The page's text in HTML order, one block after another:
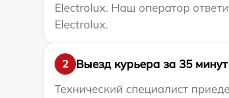
Electrolux. Наш оператор
Electrolux.
2
Выезд курьера за 35 минут
Технический специалист